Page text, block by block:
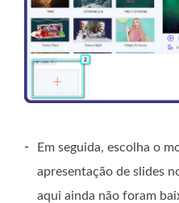
-
Em seguida, escolha o
apresentação de slides
aqui ainda não foram